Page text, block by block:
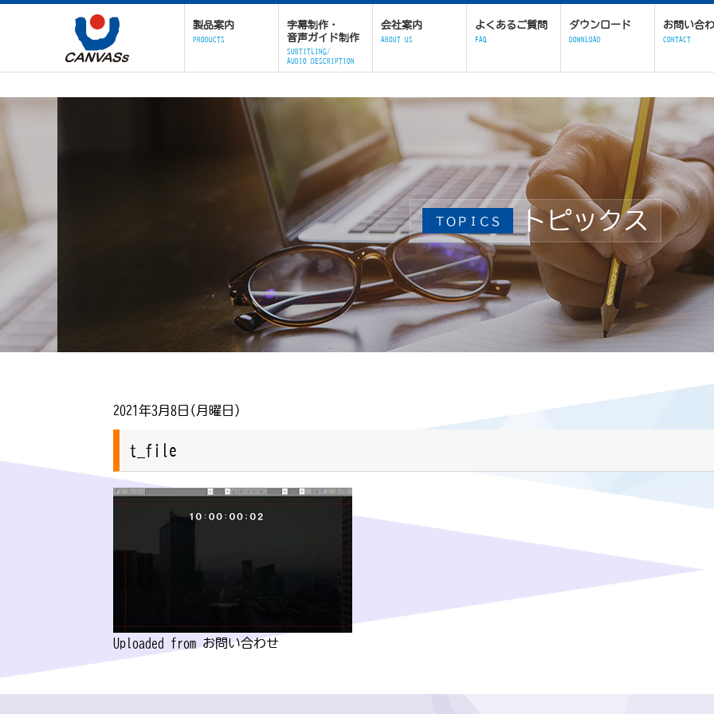
製品案内
PRODUCTS
字幕制作・
音声ガイド制作
SUBTITLING/
AUDIO DESCRIPTION
会社案内
ABOUT US
よくあるご質問
FAQ
ダウンロード
DOWNLOAD
お問い合
CONTACT
ＴＯＰＩＣＳ トピックス
2021年3月8日(月曜日)
t_file
Uploaded from お問い合わせ